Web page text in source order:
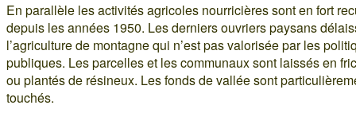
En parallèle les activités agricoles nourricières sont en fort
depuis les années 1950. Les derniers ouvriers paysans
l’agriculture de montagne qui n’est pas valorisée par les
publiques. Les parcelles et les communaux sont laissés en
ou plantés de résineux. Les fonds de vallée sont
touchés.